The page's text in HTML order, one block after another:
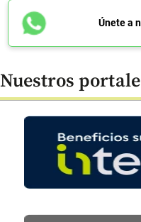
Únete a
Nuestros